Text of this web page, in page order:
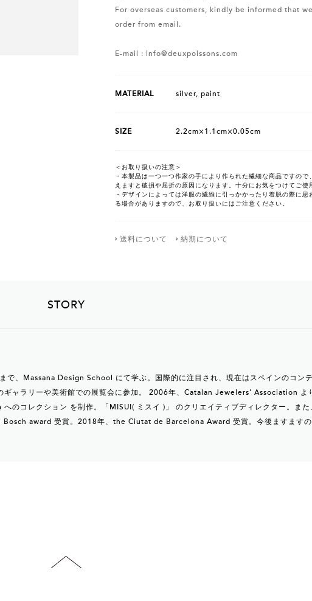
For overseas customers, kindly be informed that
order from email.
E-mail : info@deuxpoissons.com
MATERIAL silver, paint
SIZE 2.2cm×1.1cm×0.05cm
＜お取り扱いの注意＞
・本製品は一つ一つ作家の手により作られた繊細な商品ですので
えますと破損や屈折の原因になります。十分にお気をつけてご使
・デザインによっては洋服の繊維に引っかかったり着脱の際に思
る場合がありますので、お取り扱いにはご注意ください。
送料について 納期について
STORY
、Massana Design School にて学ぶ。国際的に注目され、現在はスペインのコン
ギャラリーや美術館での展覧会に参加。 2006年、Catalan Jewelers’ Association よ
のコレクション を制作。「MISUI( ミスイ )」 のクリエイティブディレクター。また
award 受賞。2018年、the Ciutat de Barcelona Award 受賞。今後ますます